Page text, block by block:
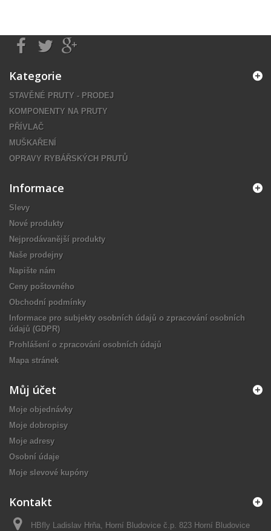
Kategorie
STAVĚNÉ PRUTY - PRODEJ
KOMPONENTY NA PRUTY
PŘÍVLAČ
MUŠKAŘENÍ
OPRAVY RYBÁŘSKÝCH PRUTŮ
Informace
Slevy
Nové produkty
Nejprodávanější produkty
Naše prodejny
Napište nám
Ceny poštovného
Obchodní podmínky
Informace pro subjekty osobních údajů o zpracování osobních
údajů (GDPR)
Prohlášení o zpracování osobních údajů
Mapa stránek
Můj účet
Moje objednávky
Moje dobropisy
Moje adresy
Osobní údaje
Moje slevové kupóny
Kontakt
HBfly Ladislav Hrňa, Horní Bludovice č.p. 823 Horní Bludovice